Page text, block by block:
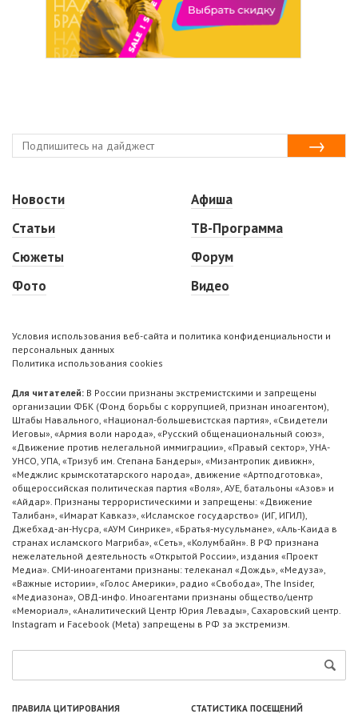
Новости
Статьи
Сюжеты
Фото
Афиша
ТВ-Программа
Форум
Видео
Условия использования веб-сайта и политика конфиденциальности и
персональных данных
Политика использования cookies
Для читателей: В России признаны экстремистскими и запрещены
организации ФБК (Фонд борьбы с коррупцией, признан иноагентом),
Штабы Навального, «Национал-большевистская партия», «Свидетели
Иеговы», «Армия воли народа», «Русский общенациональный союз»,
«Движение против нелегальной иммиграции», «Правый сектор», УНА-
УНСО, УПА, «Тризуб им. Степана Бандеры», «Мизантропик дивижн»,
«Меджлис крымскотатарского народа», движение «Артподготовка»,
общероссийская политическая партия «Воля», АУЕ, батальоны «Азов» и
«Айдар». Признаны террористическими и запрещены: «Движение
Талибан», «Имарат Кавказ», «Исламское государство» (ИГ, ИГИЛ),
Джебхад-ан-Нусра, «АУМ Синрике», «Братья-мусульмане», «Аль-Каида в
странах исламского Магриба», «Сеть», «Колумбайн». В РФ признана
нежелательной деятельность «Открытой России», издания «Проект
Медиа». СМИ-иноагентами признаны: телеканал «Дождь», «Медуза»,
«Важные истории», «Голос Америки», радио «Свобода», The Insider,
«Медиазона», ОВД-инфо. Иноагентами признаны общество/центр
«Мемориал», «Аналитический Центр Юрия Левады», Сахаровский центр.
Instagram и Facebook (Metа) запрещены в РФ за экстремизм.
ПРАВИЛА ЦИТИРОВАНИЯ СТАТИСТИКА ПОСЕЩЕНИЙ